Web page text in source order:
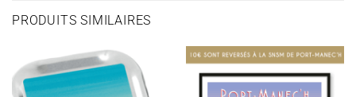
PRODUITS SIMILAIRES